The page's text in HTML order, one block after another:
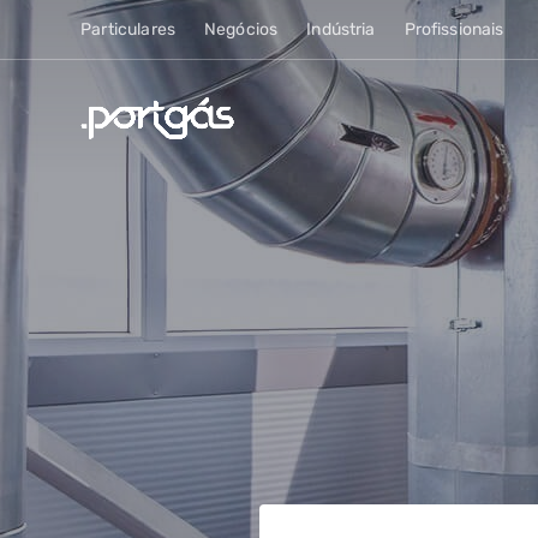
Particulares Negócios Indústria Profissionais